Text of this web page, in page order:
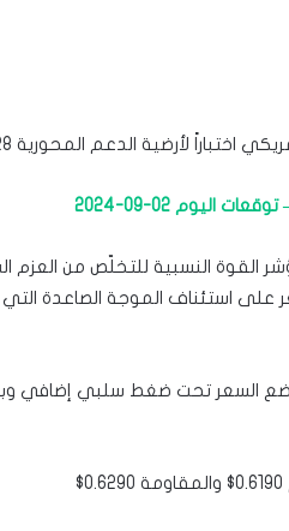
لأرضية الدعم المحورية 0.6228$ الآن.
اليوم 02-09-2024
القوة النسبية للتخلّص من العزم
على استئناف الموجة الصاعدة
يجب الانتباه إلى أن كسر 0.6228$ سيضع السعر تحت ضغط